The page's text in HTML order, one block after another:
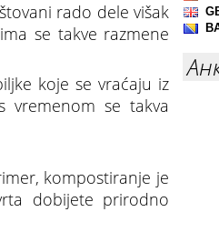
rado dele višak
se takve razmene
koje se vraćaju iz
se takva
kompostiranje je
dobijete prirodno